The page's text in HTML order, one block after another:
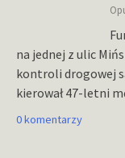
na jednej z ulic
kontroli drogowej
kierował 47-letni
0 komentarzy